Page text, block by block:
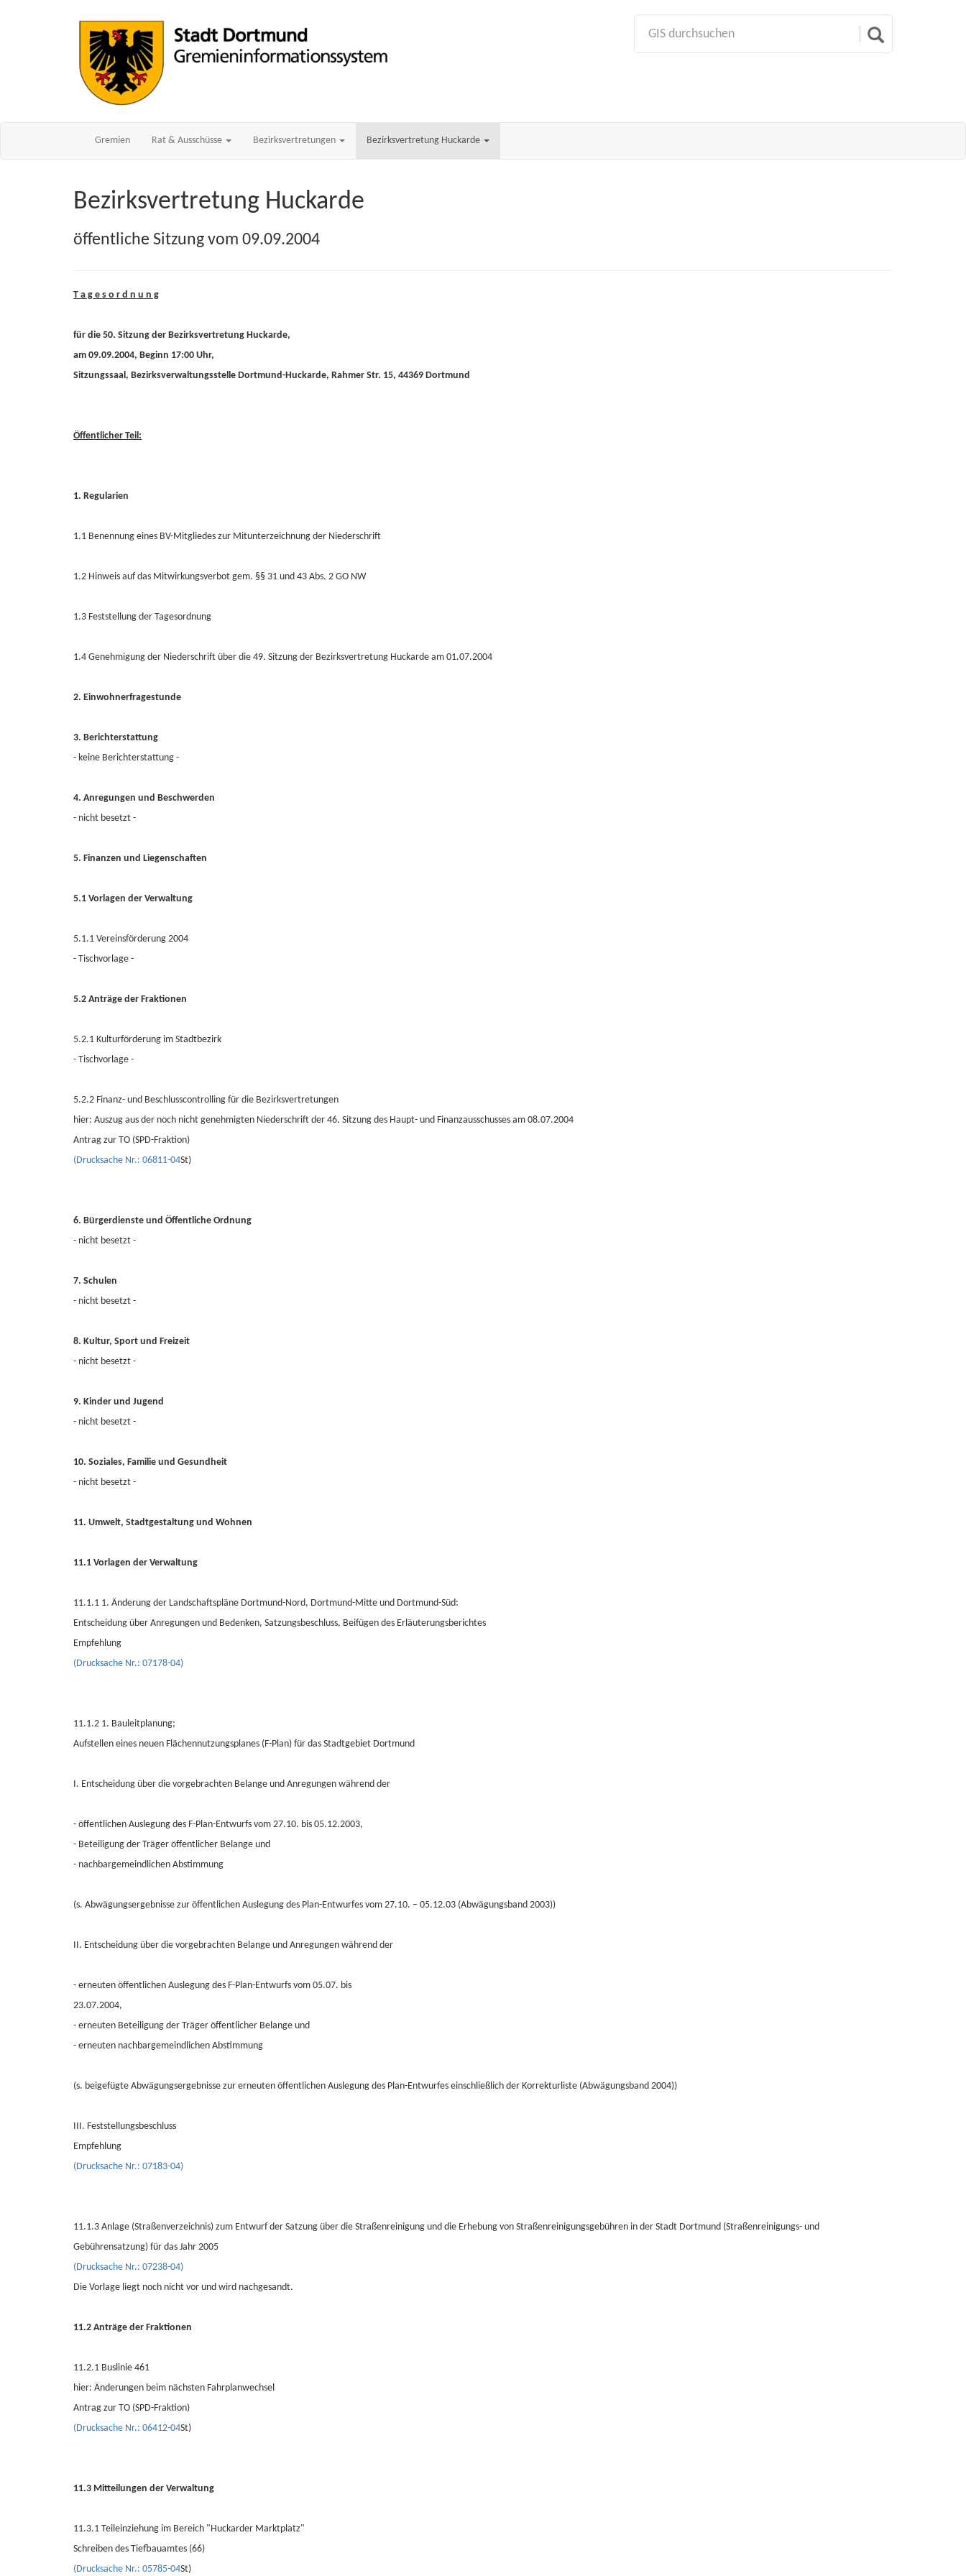
Gremien Rat & Ausschüsse Bezirksvertretungen Bezirksvertretung Huckarde
Bezirksvertretung Huckarde
öffentliche Sitzung vom 09.09.2004
T a g e s o r d n u n g
für die 50. Sitzung der Bezirksvertretung Huckarde,
am 09.09.2004, Beginn 17:00 Uhr,
Sitzungssaal, Bezirksverwaltungsstelle Dortmund-Huckarde, Rahmer Str. 15, 44369 Dortmund
Öffentlicher Teil:
1. Regularien
1.1 Benennung eines BV-Mitgliedes zur Mitunterzeichnung der Niederschrift
1.2 Hinweis auf das Mitwirkungsverbot gem. §§ 31 und 43 Abs. 2 GO NW
1.3 Feststellung der Tagesordnung
1.4 Genehmigung der Niederschrift über die 49. Sitzung der Bezirksvertretung Huckarde am 01.07.2004
2. Einwohnerfragestunde
3. Berichterstattung
- keine Berichterstattung -
4. Anregungen und Beschwerden
- nicht besetzt -
5. Finanzen und Liegenschaften
5.1 Vorlagen der Verwaltung
5.1.1 Vereinsförderung 2004
- Tischvorlage -
5.2 Anträge der Fraktionen
5.2.1 Kulturförderung im Stadtbezirk
- Tischvorlage -
5.2.2 Finanz- und Beschlusscontrolling für die Bezirksvertretungen
hier: Auszug aus der noch nicht genehmigten Niederschrift der 46. Sitzung des Haupt- und Finanzausschusses am 08.07.2004
Antrag zur TO (SPD-Fraktion)
(Drucksache Nr.: 06811-04St)
6. Bürgerdienste und Öffentliche Ordnung
- nicht besetzt -
7. Schulen
- nicht besetzt -
8. Kultur, Sport und Freizeit
- nicht besetzt -
9. Kinder und Jugend
- nicht besetzt -
10. Soziales, Familie und Gesundheit
- nicht besetzt -
11. Umwelt, Stadtgestaltung und Wohnen
11.1 Vorlagen der Verwaltung
11.1.1 1. Änderung der Landschaftspläne Dortmund-Nord, Dortmund-Mitte und Dortmund-Süd:
Entscheidung über Anregungen und Bedenken, Satzungsbeschluss, Beifügen des Erläuterungsberichtes
Empfehlung
(Drucksache Nr.: 07178-04)
11.1.2 1. Bauleitplanung;
Aufstellen eines neuen Flächennutzungsplanes (F-Plan) für das Stadtgebiet Dortmund
I. Entscheidung über die vorgebrachten Belange und Anregungen während der
- öffentlichen Auslegung des F-Plan-Entwurfs vom 27.10. bis 05.12.2003,
- Beteiligung der Träger öffentlicher Belange und
- nachbargemeindlichen Abstimmung
(s. Abwägungsergebnisse zur öffentlichen Auslegung des Plan-Entwurfes vom 27.10. – 05.12.03 (Abwägungsband 2003))
II. Entscheidung über die vorgebrachten Belange und Anregungen während der
- erneuten öffentlichen Auslegung des F-Plan-Entwurfs vom 05.07. bis
23.07.2004,
- erneuten Beteiligung der Träger öffentlicher Belange und
- erneuten nachbargemeindlichen Abstimmung
(s. beigefügte Abwägungsergebnisse zur erneuten öffentlichen Auslegung des Plan-Entwurfes einschließlich der Korrekturliste (Abwägungsband 2004))
III. Feststellungsbeschluss
Empfehlung
(Drucksache Nr.: 07183-04)
11.1.3 Anlage (Straßenverzeichnis) zum Entwurf der Satzung über die Straßenreinigung und die Erhebung von Straßenreinigungsgebühren in der Stadt Dortmund (Straßenreinigungs- und
Gebührensatzung) für das Jahr 2005
(Drucksache Nr.: 07238-04)
Die Vorlage liegt noch nicht vor und wird nachgesandt.
11.2 Anträge der Fraktionen
11.2.1 Buslinie 461
hier: Änderungen beim nächsten Fahrplanwechsel
Antrag zur TO (SPD-Fraktion)
(Drucksache Nr.: 06412-04St)
11.3 Mitteilungen der Verwaltung
11.3.1 Teileinziehung im Bereich "Huckarder Marktplatz"
Schreiben des Tiefbauamtes (66)
(Drucksache Nr.: 05785-04St)